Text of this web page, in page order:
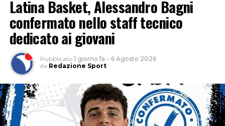
Latina Basket, Alessandro Bagni
confermato nello staff tecnico
dedicato ai giovani
Pubblicato 1 giorno fa – 6 Agosto 2026
da Redazione Sport